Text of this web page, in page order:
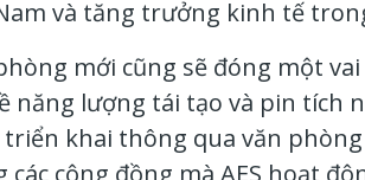
và tăng trưởng kinh tế
mới cũng sẽ đóng một
năng lượng tái tạo và pin tích
triển khai thông qua văn
các cộng đồng mà AES hoạt